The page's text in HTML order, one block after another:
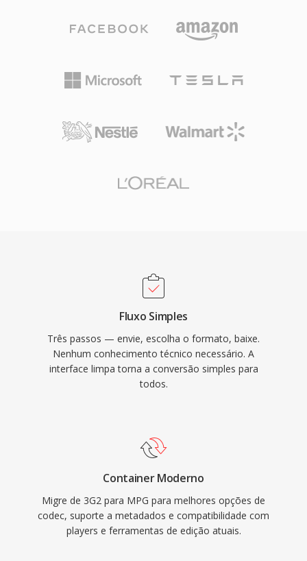
embutidos. Um beneficio significativo é a
compatibilidade quase universal com aparelhos
garantindo reprodução confiável em uma
formatos mais novos como MP4 tenham
superado o 3G2 para a maioria dos propositos,
móvel legado é para situações onde o
que multiplexam um fluxo elementar de vídeo
um fluxo de bytes unificado com timestamps
de sincronizacao. O formato foi amplamente
armazenar vídeo digital em computadores
de TV digital capturadas com placas
enquanto arquivos MPG codificados em
MPEG-2 suportam resoluções mais altas até
Full HD. A estrutura de program stream
assume um meio de armazenamento
relativamente confiável, diferente da variante
de transport stream projetada para
sobrecarga de pacotes de recuperação de
erros. A ampla compatibilidade é uma das
forcas duradouras do formato, já que
virtualmente todos os reprodutores de mídia
em todos os sistemas operacionais podem
decodificar esses arquivos sem instalação
Fluxo Simples
Três passos — envie, escolha o formato, baixe.
Nenhum conhecimento técnico necessário. A
interface limpa torna a conversão simples para
todos.
Container Moderno
Migre de 3G2 para MPG para melhores opções de
codec, suporte a metadados e compatibilidade com
players e ferramentas de edição atuais.